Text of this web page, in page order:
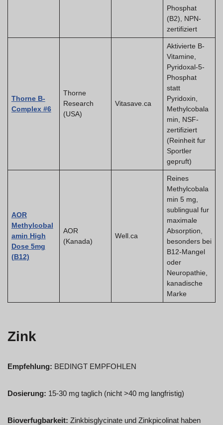
Phosphat
(B2), NPN-
zertifiziert
Thorne B-
Complex #6
Thorne
Research
(USA)
Vitasave.ca
Aktivierte B-
Vitamine,
Pyridoxal-5-
Phosphat
statt
Pyridoxin,
Methylcobala
min, NSF-
zertifiziert
(Reinheit fur
Sportler
gepruft)
AOR
Methylcobal
amin High
Dose 5mg
(B12)
AOR
(Kanada)
Well.ca
Reines
Methylcobala
min 5 mg,
sublingual fur
maximale
Absorption,
besonders bei
B12-Mangel
oder
Neuropathie,
kanadische
Marke
Zink
Empfehlung: BEDINGT EMPFOHLEN
Dosierung: 15-30 mg taglich (nicht >40 mg langfristig)
Bioverfugbarkeit: Zinkbisglycinate und Zinkpicolinat haben